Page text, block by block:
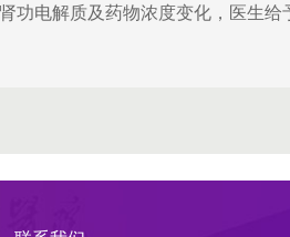
功电解质及药物浓度变化，医生